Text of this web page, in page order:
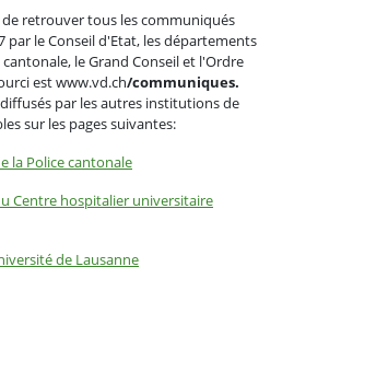
retrouver tous les communiqués
par le Conseil d'Etat, les départements
le Grand Conseil et l'Ordre
est www.vd.ch/communiques.
par les autres institutions de
sur les pages suivantes:
la Police cantonale
Centre hospitalier universitaire
de Lausanne